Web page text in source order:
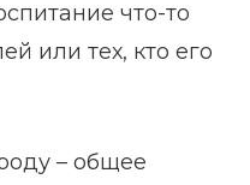
что-то
или тех, кто его
– общее